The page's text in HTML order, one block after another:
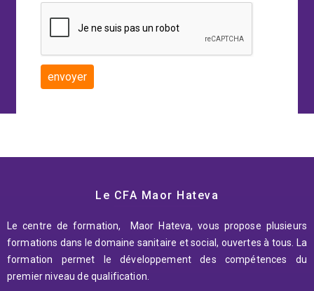
Le CFA Maor Hateva
Le centre de formation, Maor Hateva, vous propose plusieurs
formations dans le domaine sanitaire et social, ouvertes à tous. La
formation permet le développement des compétences du
premier niveau de qualification.